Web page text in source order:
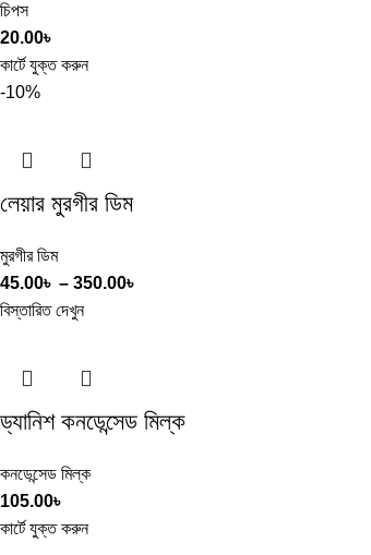
চিপস
20.00৳
কার্টে যুক্ত করুন
-10%
লেয়ার মুরগীর ডিম
মুরগীর ডিম
45.00৳ – 350.00৳
বিস্তারিত দেখুন
ড্যানিশ কনডেন্সেড মিল্ক
কনডেন্সেড মিল্ক
105.00৳
কার্টে যুক্ত করুন